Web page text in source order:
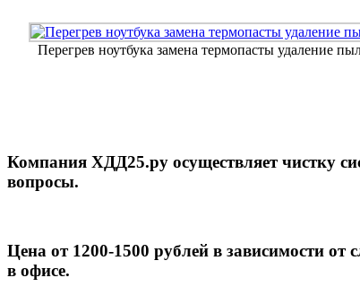
Перегрев ноутбука замена термопасты удаление
Компания ХДД25.ру осуществляет чистку
вопросы.
Цена от 1200-1500 рублей в зависимости
в офисе.